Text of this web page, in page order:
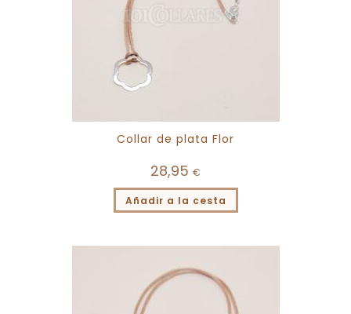
Collar de plata Flor
28,95 €
Añadir a la cesta